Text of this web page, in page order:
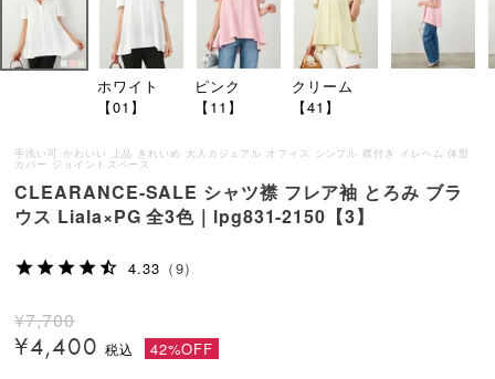
ホワイト
【01】
ピンク
【11】
クリーム
【41】
手洗い可 かわいい 上品 きれいめ 大人カジュアル オフィス シンプル 襟付き イレヘム 体型
カバー ジョイントスペース
CLEARANCE-SALE シャツ襟 フレア袖 とろみ ブラ
ウス Liala×PG 全3色｜lpg831-2150【3】
4.33 （9）
¥7,700
¥4,400 42%OFF